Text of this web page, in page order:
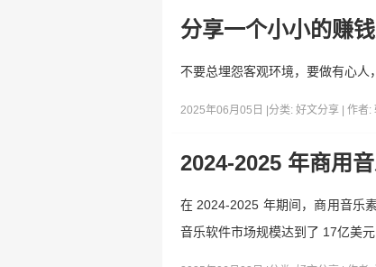
分享一个小小的赚
不要总埋怨客观环境，要做有心人
2025年06月05日 | 分类: 好文分享 | 作者:
2024-2025 年商用
在 2024-2025 年期间，商用音乐
音乐软件市场规模达到了 17亿美